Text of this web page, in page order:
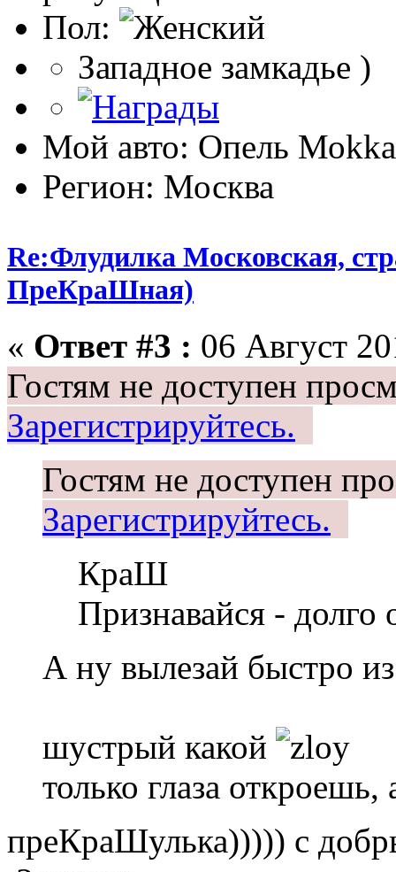
Пол:
Западное замкадье )
Мой авто: Опель
Регион: Москва
Re:Флудилка Московская,
ПреКраШная)
« Ответ #3 : 06 Август
Гостям не доступен
Зарегистрируйтесь.
Гостям не доступен
Зарегистрируйтесь.
КраШ
Признавайся - долго
А ну вылезай быстро
шустрый какой
только глаза
преКраШулька))))) с